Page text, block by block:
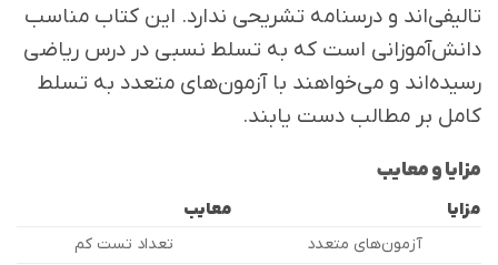
تالیفی‌اند و درسنامه تشریحی ندارد. این کتاب مناسب
دانش‌آموزانی است که به تسلط نسبی در درس ریاضی
رسیده‌اند و می‌خواهند با آزمون‌های متعدد به تسلط
کامل بر مطالب دست یابند.
مزایا و معایب
مزایا
معایب
آزمون‌های متعدد
تعداد تست کم